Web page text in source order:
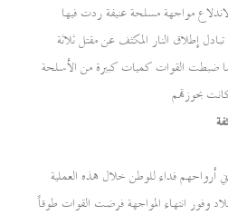
مواجهة مسلحة عنيفة ردت فيها
إطلاق النار المكثف عن مقتل ثلاثة
ضبطت القوات كميات كبيرة من الأسلحة
بحوزتهم
أرواحهم فداء للوطن خلال هذه العملية
وفور انتهاء المواجهة فرضت القوات طوقاً